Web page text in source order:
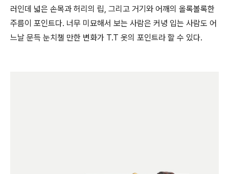
러인데 넓은 손목과 허리의 립, 그리고 거기와 어깨의 올록볼록한
주름이 포인트다. 너무 미묘해서 보는 사람은 커녕 입는 사람도 어
느날 문득 눈치챌 만한 변화가 T.T 옷의 포인트라 할 수 있다.